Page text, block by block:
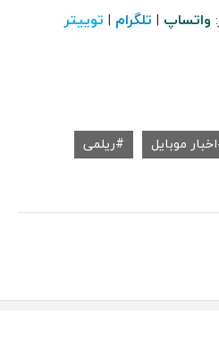
واتساپ | تلگرام | توییتر
اخبار موبایل ریلمی